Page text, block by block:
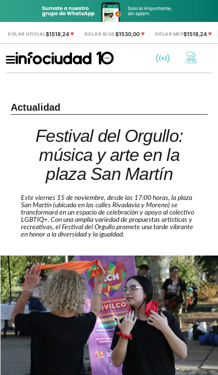
DÓLAR OFICIAL$1518,24 ▼ DÓLAR BLUE$1530,00 ▼ DÓLAR MEP$1518,24▼
Actualidad
Festival del Orgullo:
música y arte en la
plaza San Martín
Este viernes 15 de noviembre, desde las 17:00 horas, la plaza
San Martín (ubicada en las calles Rivadavia y Moreno) se
transformará en un espacio de celebración y apoyo al colectivo
LGBTIQ+. Con una amplia variedad de propuestas artísticas y
recreativas, el Festival del Orgullo promete una tarde vibrante
en honor a la diversidad y la igualdad.